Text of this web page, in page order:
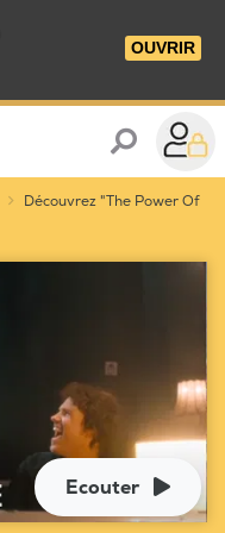
OUVRIR
Découvrez "The Power Of
Ecouter